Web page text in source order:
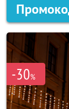
-30%